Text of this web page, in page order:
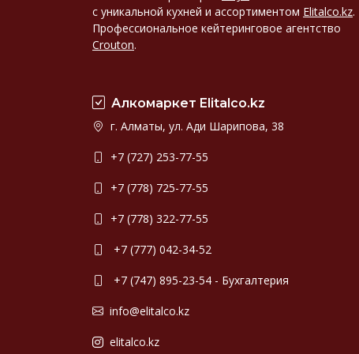
с уникальной кухней и ассортиментом Elitalco.kz.
Профессиональное кейтеринговое агентство
Crouton.
Алкомаркет Elitalco.kz
г. Алматы, ул. Ади Шарипова, 38
+7 (727) 253-77-55
+7 (778) 725-77-55
+7 (778) 322-77-55
+7 (777) 042-34-52
+7 (747) 895-23-54 - Бухгалтерия
info@elitalco.kz
elitalco.kz